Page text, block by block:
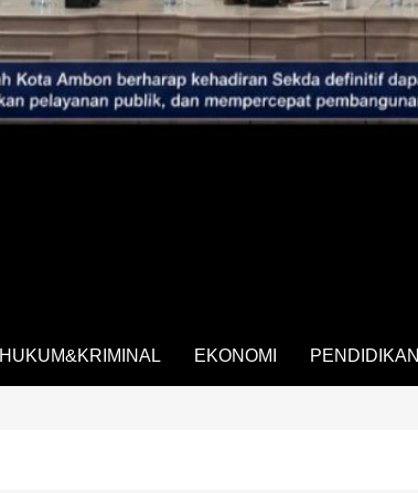
HUKUM&KRIMINAL EKONOMI PENDIDIKAN